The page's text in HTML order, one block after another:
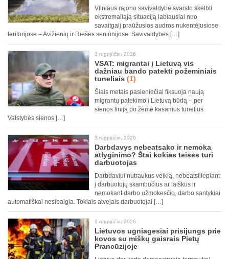
Vilniaus rajono savivaldybė svarsto skelbti
ekstremaliąją situaciją labiausiai nuo
savaitgalį praūžusios audros nukentėjusiose
teritorijose – Avižienių ir Riešės seniūnijose. Savivaldybės […]
3 rugpjūčio, 2026
VSAT: migrantai į Lietuvą vis
dažniau bando patekti požeminiais
tuneliais (1)
Šiais metais pasieniečiai fiksuoja naują
migrantų patekimo į Lietuvą būdą – per
sienos liniją po žeme kasamus tunelius.
Valstybės sienos […]
3 rugpjūčio, 2026
Darbdavys nebeatsako ir nemoka
atlyginimo? Štai kokias teises turi
darbuotojas
Darbdaviui nutraukus veiklą, nebeatsiliepiant
į darbuotojų skambučius ar laiškus ir
nemokant darbo užmokesčio, darbo santykiai
automatiškai nesibaigia. Tokiais atvejais darbuotojai […]
1 rugpjūčio, 2026
Lietuvos ugniagesiai prisijungs prie
kovos su miškų gaisrais Pietų
Prancūzijoje